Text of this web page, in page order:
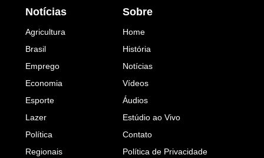
Notícias
Agricultura
Brasil
Emprego
Economia
Esporte
Lazer
Política
Regionais
Sobre
Home
História
Notícias
Vídeos
Áudios
Estúdio ao Vivo
Contato
Política de Privacidade